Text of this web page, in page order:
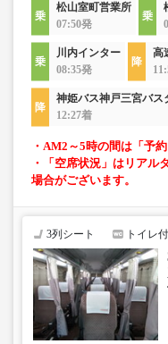
松山室町営業所
07:50発
川内インター
08:35発
高
神姫バス神戸三宮バス
12:27着
・AM2～5時の間は「予
・「空席状況」はリアル
場合がございます。
3列シート トイレ